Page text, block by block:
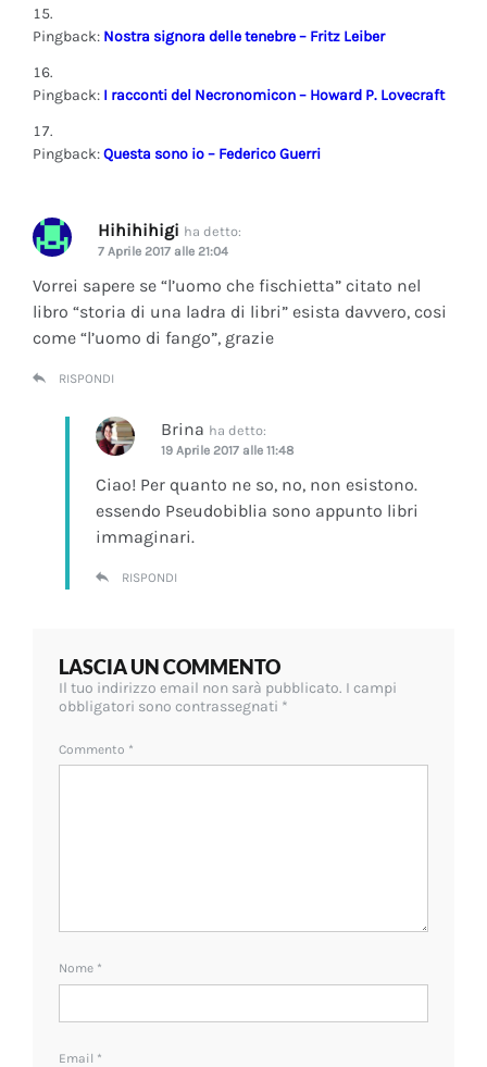
Pingback: Nostra signora delle tenebre – Fritz Leiber
Pingback: I racconti del Necronomicon – Howard P. Lovecraft
Pingback:Questa sono io – Federico Guerri
Hihihihigi ha detto:
7 Aprile 2017 alle 21:04
Vorrei sapere se “l’uomo che fischietta” citato nel
libro “storia di una ladra di libri” esista davvero, cosi
come “l’uomo di fango”, grazie
RISPONDI
Brina ha detto:
19 Aprile 2017 alle 11:48
Ciao! Per quanto ne so, no, non esistono.
essendo Pseudobiblia sono appunto libri
immaginari.
RISPONDI
LASCIA UN COMMENTO
Il tuo indirizzo email non sarà pubblicato. I campi
obbligatori sono contrassegnati *
Commento *
Nome *
Email *